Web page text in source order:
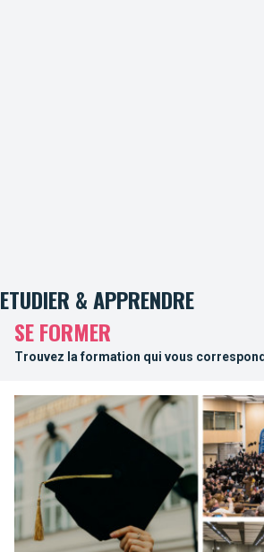
ETUDIER & APPRENDRE
SE FORMER
Trouvez la formation qui vous